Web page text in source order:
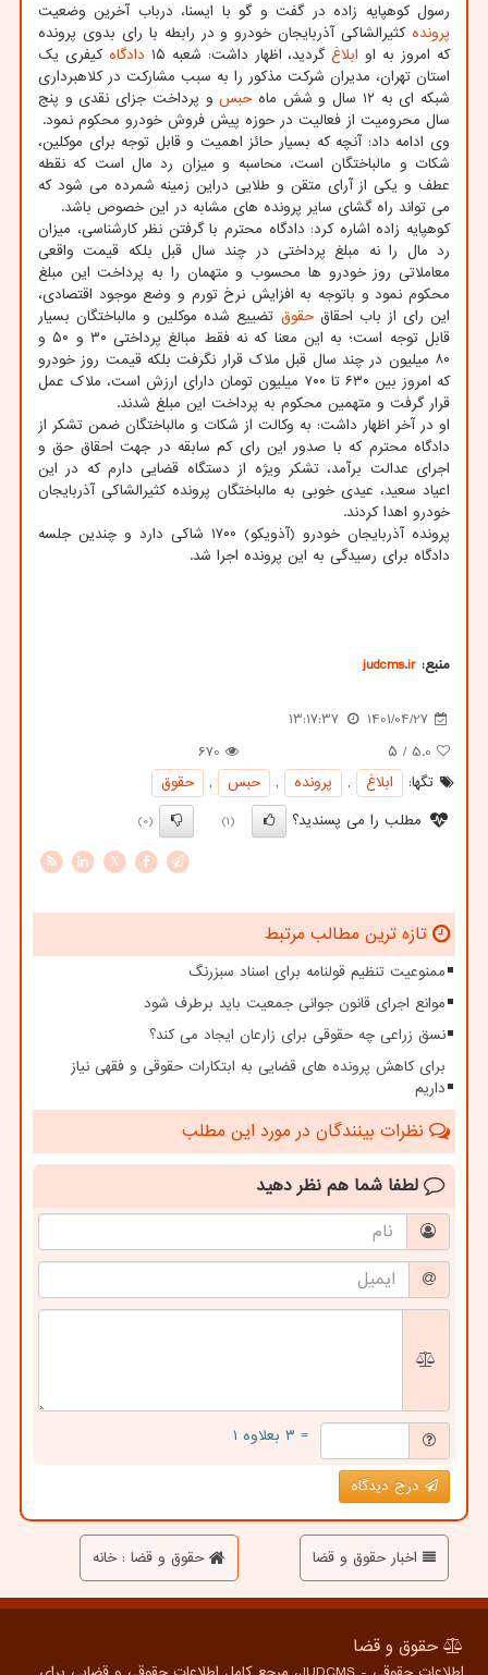
رسول کوهپایه زاده در گفت و گو با ایسنا، درباب آخرین وضعیت
پرونده کثیرالشاکی آذربایجان خودرو و در رابطه با رای بدوی پرونده
که امروز به او ابلاغگردید، اظهار داشت: شعبه ۱۵ دادگاه کیفری یک
استان تهران، مدیران شرکت مذکور را به سبب مشارکت در کلاهبرداری
شبکه ای به ۱۲ سال و شش ماه
حبسو پرداخت جزای نقدی و پنج
سال محرومیت از فعالیت در حوزه پیش فروش خودرو محکوم نمود.
وی ادامه داد: آنچه که بسیار حائز اهمیت و قابل توجه برای موکلین،
شکات و مالباختگان است، محاسبه و میزان رد مال است که نقطه
عطف و یکی از آرای متقن و طلایی دراین زمینه شمرده می شود که
می تواند راه گشای سایر پرونده های مشابه در این خصوص باشد.
کوهپایه زاده اشاره کرد: دادگاه محترم با گرفتن نظر کارشناسی، میزان
رد مال را نه مبلغ پرداختی در چند سال قبل بلکه قیمت واقعی
معاملاتی روز خودرو ها محسوب و متهمان را به پرداخت این مبلغ
محکوم نمود و باتوجه به افزایش نرخ تورم و وضع موجود اقتصادی،
این رای از باب احقاقحقوق تضییع شده موکلین و مالباختگان بسیار
قابل توجه است؛ به این معنا که نه فقط مبالغ پرداختی ۳۰ و ۵۰ و
۸۰ میلیون در چند سال قبل ملاک قرار نگرفت بلکه قیمت روز خودرو
که امروز بین ۶۳۰ تا ۷۰۰ میلیون تومان دارای ارزش است، ملاک عمل
قرار گرفت و متهمین محکوم به پرداخت این مبلغ شدند.
او در آخر اظهار داشت: به وکالت از شکات و مالباختگان ضمن تشکر از
دادگاه محترم که با صدور این رای کم سابقه در جهت احقاق حق و
اجرای عدالت برآمد، تشکر ویژه از دستگاه قضایی دارم که در این
اعیاد سعید، عیدی خوبی به مالباختگان پرونده کثیرالشاکی آذربایجان
خودرو اهدا کردند.
پرونده آذربایجان خودرو (آذویکو) ۱۷۰۰ شاکی دارد و چندین جلسه
دادگاه برای رسیدگی به این پرونده اجرا شد.
منبع: judcms.ir
1401/04/27
13:17:37
5.0 / ۵
670
تگها:
ابلاغ , پرونده , حبس ,
حقوق
مطلب را می پسندید؟
(1)
(0)
X
تازه ترین مطالب مرتبط
ممنوعیت تنظیم قولنامه برای اسناد سبزرنگ
موانع اجرای قانون جوانی جمعیت باید برطرف شود
نسق زراعی چه حقوقی برای زارعان ایجاد می کند؟
برای کاهش پرونده های قضایی به ابتکارات حقوقی و فقهی نیاز
داریم
نظرات بینندگان در مورد این مطلب
لطفا شما هم نظر دهید
= ۳ بعلاوه ۱
درج دیدگاه
اخبار حقوق و قضا حقوق و قضا : خانه
حقوق و قضا